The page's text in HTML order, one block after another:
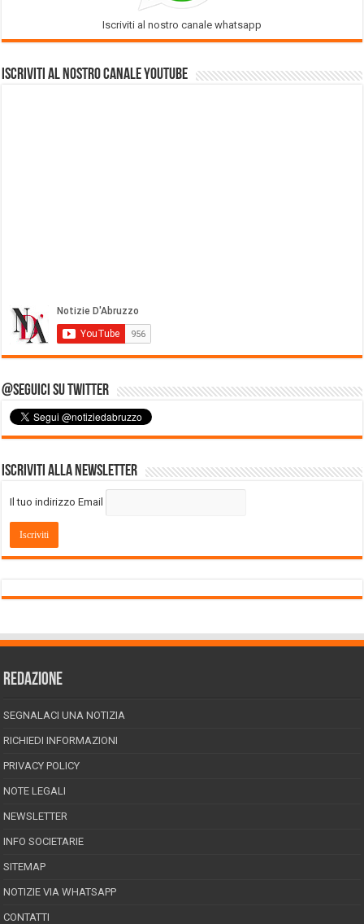
Iscriviti al nostro canale whatsapp
Iscriviti al nostro Canale Youtube
@Seguici su Twitter
Iscriviti alla Newsletter
Il tuo indirizzo Email
REDAZIONE
SEGNALACI UNA NOTIZIA
RICHIEDI INFORMAZIONI
PRIVACY POLICY
NOTE LEGALI
NEWSLETTER
INFO SOCIETARIE
SITEMAP
NOTIZIE VIA WHATSAPP
CONTATTI